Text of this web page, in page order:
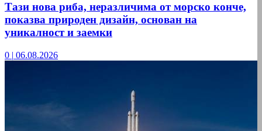
Тази нова риба, неразличима от морско конче,
показва природен дизайн, основан на
уникалност и заемки
0 | 06.08.2026